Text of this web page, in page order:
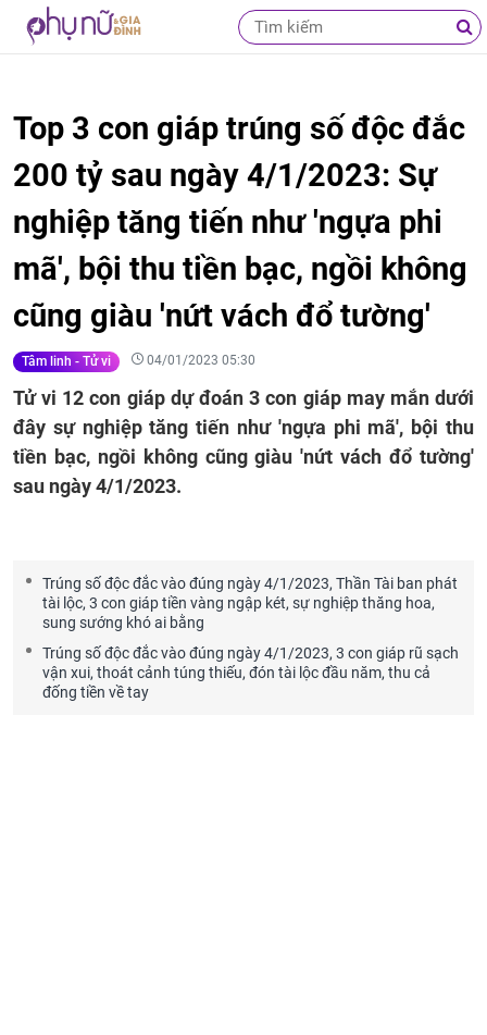
Top 3 con giáp trúng số độc đắc
200 tỷ sau ngày 4/1/2023: Sự
nghiệp tăng tiến như 'ngựa phi
mã', bội thu tiền bạc, ngồi không
cũng giàu 'nứt vách đổ tường'
Tâm linh - Tử vi 04/01/2023 05:30
Tử vi 12 con giáp dự đoán 3 con giáp may mắn dưới
đây sự nghiệp tăng tiến như 'ngựa phi mã', bội thu
tiền bạc, ngồi không cũng giàu 'nứt vách đổ tường'
sau ngày 4/1/2023.
Trúng số độc đắc vào đúng ngày 4/1/2023, Thần Tài ban phát
tài lộc, 3 con giáp tiền vàng ngập két, sự nghiệp thăng hoa,
sung sướng khó ai bằng
Trúng số độc đắc vào đúng ngày 4/1/2023, 3 con giáp rũ sạch
vận xui, thoát cảnh túng thiếu, đón tài lộc đầu năm, thu cả
đống tiền về tay